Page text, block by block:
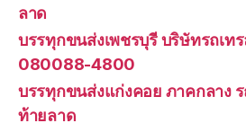
ลาด
บรรทุกขนส่งเพชรบุรี บริษัทรถเท
080088-4800
บรรทุกขนส่งแก่งคอย ภาคกลาง ร
ท้ายลาด